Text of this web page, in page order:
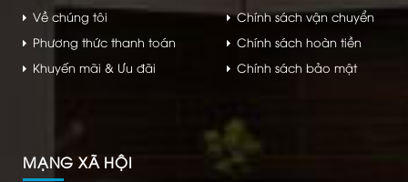
Về chúng tôi
Phương thức thanh toán
Khuyến mãi & Ưu đãi
Chính sách vận chuyển
Chính sách hoàn tiền
Chính sách bảo mật
MẠNG XÃ HỘI